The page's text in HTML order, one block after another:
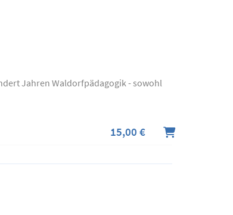
Jahren Waldorfpädagogik - sowohl
15,00 €